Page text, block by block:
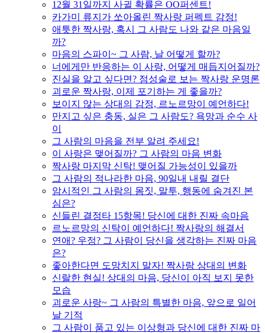
12월 31일까지 사귈 확률은 OO퍼센트!
카가미 류지가 쏘아올린 짝사랑 퍼펙트 감정!
애틋한 짝사랑, 혹시 그 사람도 나와 같은 마음일
까?
마음의 스파이~ 그 사람, 날 어떻게 할까?
너에게만 반응하는 이 사랑, 어떻게 매듭지어질까?
진실을 알고 싶다면? 점성술로 보는 짝사랑 운명론
괴로운 짝사랑, 이제 포기하는 게 좋을까?
보이지 않는 상대의 감정, 르노르망이 예언하다!
만지고 싶은 충동, 실은 그 사람도? 욕망과 순수 사
이
그 사람의 마음을 전부 알려 주세요!
이 사랑은 맺어질까? 그 사람의 마음 변화
짝사랑 마지막 신탁! 맺어질 가능성이 있을까
그 사람의 적나라한 마음, 90일내 내릴 결단
암시적인 그 사람의 몸짓, 말투, 행동에 숨겨진 본
심은?
신들린 결정타 15항목! 당신에 대한 진짜 속마음
르노르망의 신탁이 예언하다! 짝사랑의 해결서
연애? 우정? 그 사람이 당신을 생각하는 진짜 마음
은?
좋아한다면 도망치지 말자! 짝사랑 상대의 변화
신랄한 현실! 상대의 마음, 당신이 아직 보지 못한
모습
괴로운 사랑~ 그 사람의 특별한 마음, 앞으로 일어
날 기적
그 사람이 품고 있는 이상형과 당신에 대한 진짜 마